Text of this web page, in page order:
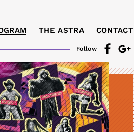
Follow
THE ASTRA CONTACT